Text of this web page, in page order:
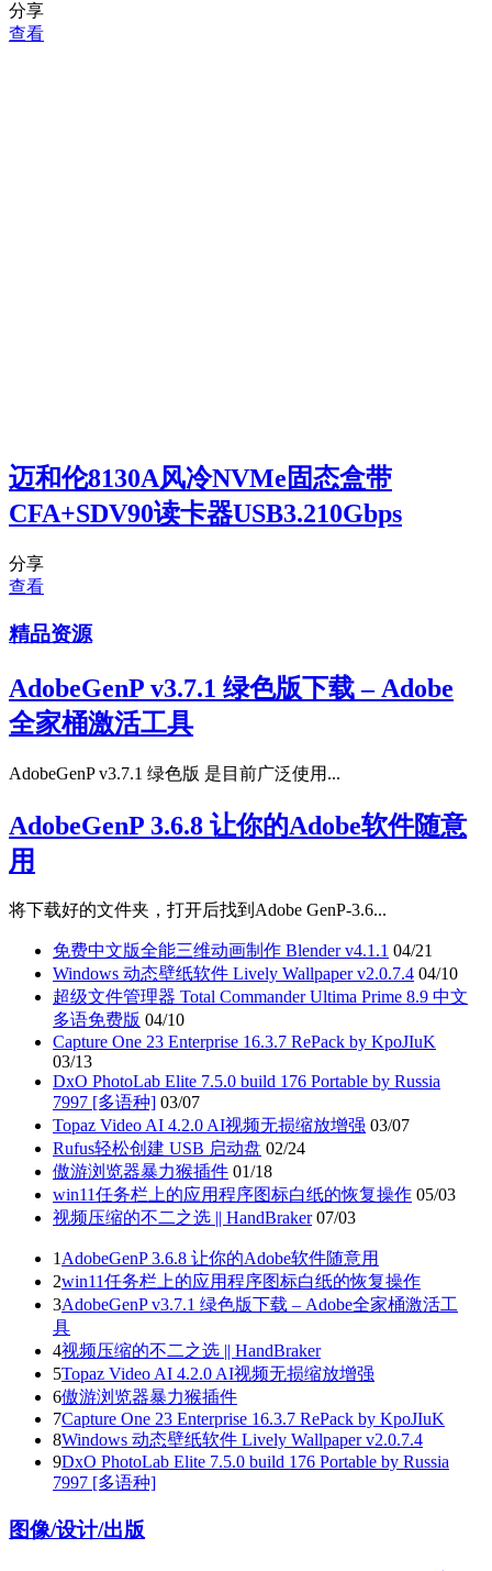
分享
查看
迈和伦8130A风冷NVMe固态盒带
CFA+SDV90读卡器USB3.210Gbps
分享
查看
精品资源
AdobeGenP v3.7.1 绿色版下载 – Adobe
全家桶激活工具
AdobeGenP v3.7.1 绿色版 是目前广泛使用...
AdobeGenP 3.6.8 让你的Adobe软件随意
用
将下载好的文件夹，打开后找到Adobe GenP-3.6...
免费中文版全能三维动画制作 Blender v4.1.1 04/21
Windows 动态壁纸软件 Lively Wallpaper v2.0.7.4 04/10
超级文件管理器 Total Commander Ultima Prime 8.9 中文
多语免费版 04/10
Capture One 23 Enterprise 16.3.7 RePack by KpoJIuK
03/13
DxO PhotoLab Elite 7.5.0 build 176 Portable by Russia
7997 [多语种] 03/07
Topaz Video AI 4.2.0 AI视频无损缩放增强 03/07
Rufus轻松创建 USB 启动盘 02/24
傲游浏览器暴力猴插件 01/18
win11任务栏上的应用程序图标白纸的恢复操作 05/03
视频压缩的不二之选 || HandBraker 07/03
1AdobeGenP 3.6.8 让你的Adobe软件随意用
2win11任务栏上的应用程序图标白纸的恢复操作
3AdobeGenP v3.7.1 绿色版下载 – Adobe全家桶激活工
具
4视频压缩的不二之选 || HandBraker
5Topaz Video AI 4.2.0 AI视频无损缩放增强
6傲游浏览器暴力猴插件
7Capture One 23 Enterprise 16.3.7 RePack by KpoJIuK
8Windows 动态壁纸软件 Lively Wallpaper v2.0.7.4
9DxO PhotoLab Elite 7.5.0 build 176 Portable by Russia
7997 [多语种]
图像/设计/出版